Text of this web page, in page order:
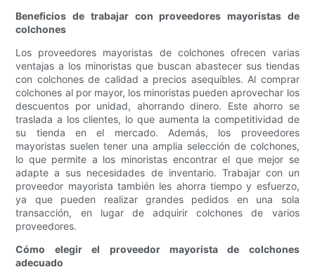
Beneficios de trabajar con proveedores mayoristas de
colchones
Los proveedores mayoristas de colchones ofrecen varias
ventajas a los minoristas que buscan abastecer sus tiendas
con colchones de calidad a precios asequibles. Al comprar
colchones al por mayor, los minoristas pueden aprovechar los
descuentos por unidad, ahorrando dinero. Este ahorro se
traslada a los clientes, lo que aumenta la competitividad de
su tienda en el mercado. Además, los proveedores
mayoristas suelen tener una amplia selección de colchones,
lo que permite a los minoristas encontrar el que mejor se
adapte a sus necesidades de inventario. Trabajar con un
proveedor mayorista también les ahorra tiempo y esfuerzo,
ya que pueden realizar grandes pedidos en una sola
transacción, en lugar de adquirir colchones de varios
proveedores.
Cómo elegir el proveedor mayorista de colchones
adecuado